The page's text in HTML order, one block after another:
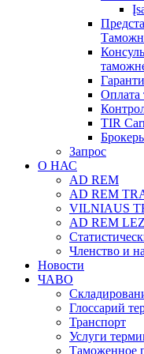
Оплата
TIR
Запрос
О НАС
AD REM
AD REM
VILNIAUS
AD REM LEZ
Членство и
Новости
ЧАВО
Глоссарий
Транспорт
Услуги
Таможенное